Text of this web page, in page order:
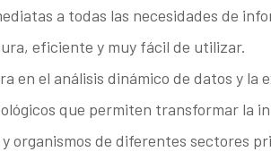
a todas las necesidades de
eficiente y muy fácil de utilizar.
en el análisis dinámico de datos y
que permiten transformar la
organismos de diferentes sectores